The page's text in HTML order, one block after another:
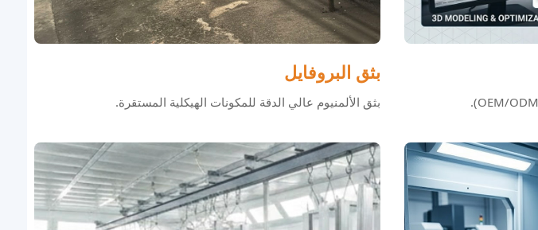
بثق البروفايل
بثق الألمنيوم عالي الدقة للمكونات الهيكلية المستقرة.